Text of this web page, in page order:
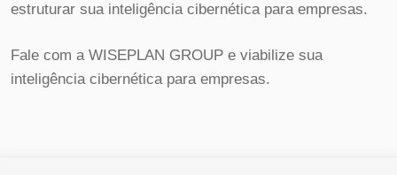
estruturar sua inteligência cibernética para empresas.
Fale com a WISEPLAN GROUP e viabilize sua
inteligência cibernética para empresas.